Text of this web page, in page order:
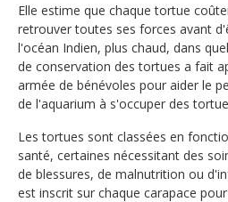
Elle estime que chaque tortue
retrouver toutes ses forces avant
l'océan Indien, plus chaud, dans
de conservation des tortues a fait
armée de bénévoles pour aider le
de l'aquarium à s'occuper des
Les tortues sont classées en
santé, certaines nécessitant des
de blessures, de malnutrition ou
est inscrit sur chaque carapace